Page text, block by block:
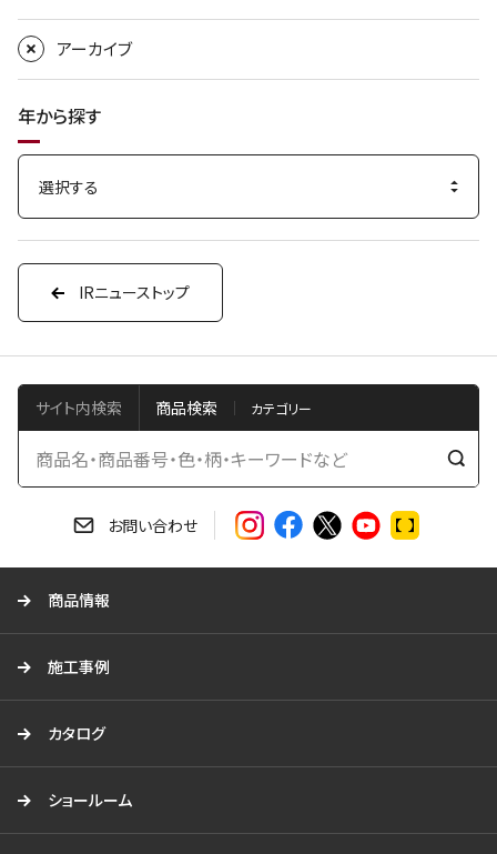
アーカイブ
年から探す
IRニューストップ
サイト内検索 商品検索
検
お問い合わせ
商品情報
施工事例
カタログ
ショールーム